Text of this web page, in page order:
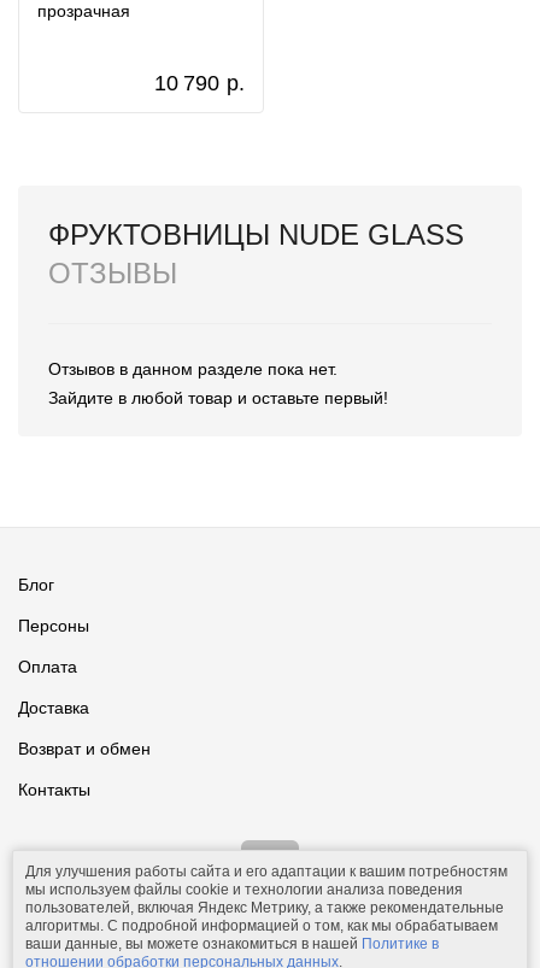
прозрачная
10 790 р.
ФРУКТОВНИЦЫ NUDE GLASS
ОТЗЫВЫ
Отзывов в данном разделе пока нет.
Зайдите в любой товар и оставьте первый!
Блог
Персоны
Оплата
Доставка
Возврат и обмен
Контакты
© 2011-2026.Comfolio.ru— интернет-магазин текстиля и товаров
Для улучшения работы сайта и его адаптации к вашим потребностям
мы используем файлы cookie и технологии анализа поведения
пользователей, включая Яндекс Метрику, а также рекомендательные
алгоритмы. С подробной информацией о том, как мы обрабатываем
ваши данные, вы можете ознакомиться в нашей Политике в
отношении обработки персональных данных.